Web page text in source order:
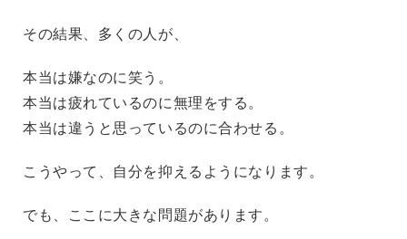
その結果、多くの人が、
本当は嫌なのに笑う。
本当は疲れているのに無理をする。
本当は違うと思っているのに合わせる。
こうやって、自分を抑えるようになります。
でも、ここに大きな問題があります。